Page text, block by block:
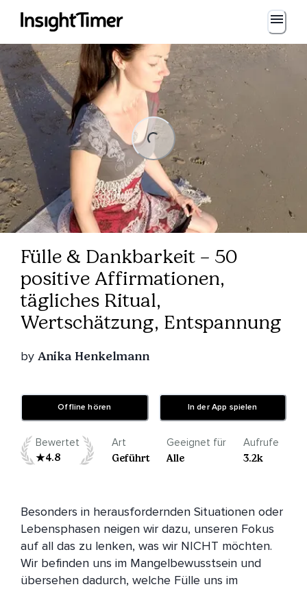
Loading...
Loading...
Fülle & Dankbarkeit – 50
positive Affirmationen,
tägliches Ritual,
Wertschätzung, Entspannung
by Anika Henkelmann
Offline hören In der App spielen
Bewertet
4.8
Art
Geführt
Geeignet für
Alle
Aufrufe
3.2k
Besonders in herausfordernden Situationen oder
Lebensphasen neigen wir dazu, unseren Fokus
auf all das zu lenken, was wir NICHT möchten.
Wir befinden uns im Mangelbewusstsein und
übersehen dadurch, welche Fülle uns im